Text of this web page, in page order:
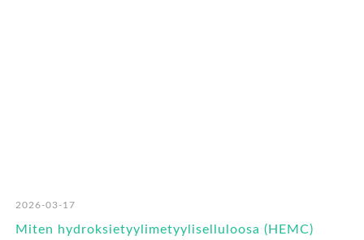
2026-03-17
Miten hydroksietyylimetyyliselluloosa (HEMC)